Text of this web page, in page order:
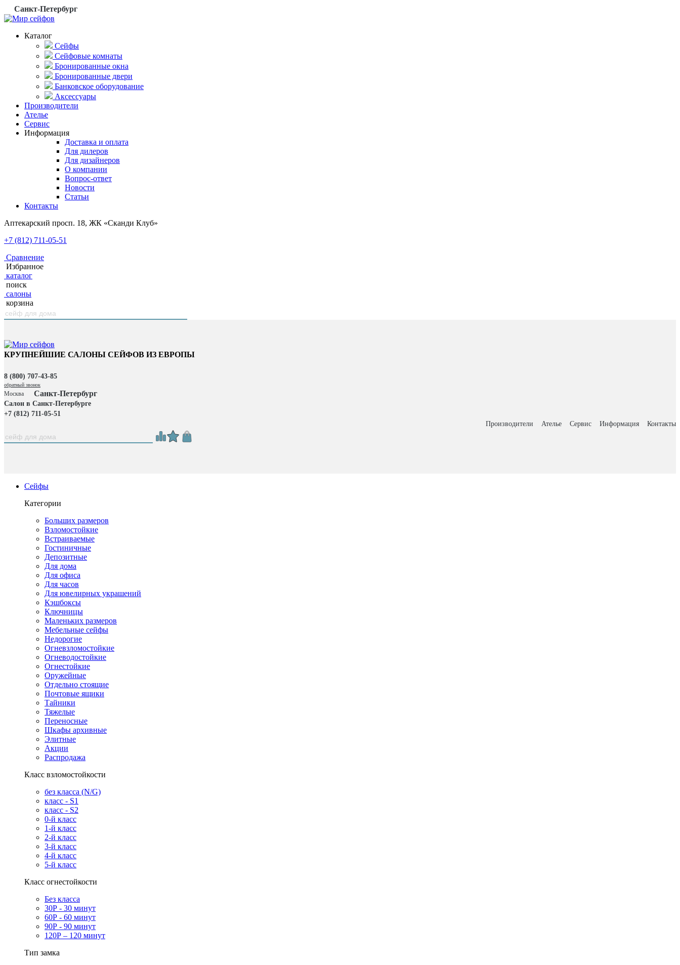
Санкт-Петербург
Каталог
Сейфы
Сейфовые комнаты
Бронированные окна
Бронированные двери
Банковское оборудование
Аксессуары
Производители
Ателье
Сервис
Информация
Доставка и оплата
Для дилеров
Для дизайнеров
О компании
Вопрос-ответ
Новости
Статьи
Контакты
Аптекарский просп. 18, ЖК «Сканди Клуб»
+7 (812) 711-05-51
Сравнение
Избранное
каталог
поиск
салоны
корзина
КРУПНЕЙШИЕ САЛОНЫ СЕЙФОВ ИЗ ЕВРОПЫ
8 (800) 707-43-85
обратный звонок
Москва Санкт-Петербург
Салон в Санкт-Петербурге
+7 (812) 711-05-51
Производители
Ателье Сервис Информация Контакты
Сейфы
Категории
Больших размеров
Взломостойкие
Встраиваемые
Гостиничные
Депозитные
Для дома
Для офиса
Для часов
Для ювелирных украшений
Кэшбоксы
Ключницы
Маленьких размеров
Мебельные сейфы
Недорогие
Огневзломостойкие
Огневодостойкие
Огнестойкие
Оружейные
Отдельно стоящие
Почтовые ящики
Тайники
Тяжелые
Переносные
Шкафы архивные
Элитные
Акции
Распродажа
Класс взломостойкости
без класса (N/G)
класс - S1
класс - S2
0-й класс
1-й класс
2-й класс
3-й класс
4-й класс
5-й класс
Класс огнестойкости
Без класса
30Р - 30 минут
60Р - 60 минут
90Р - 90 минут
120Р – 120 минут
Тип замка